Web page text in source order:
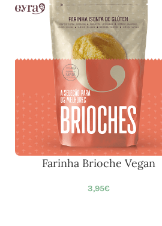
Farinha Brioche Vegan
3,95€